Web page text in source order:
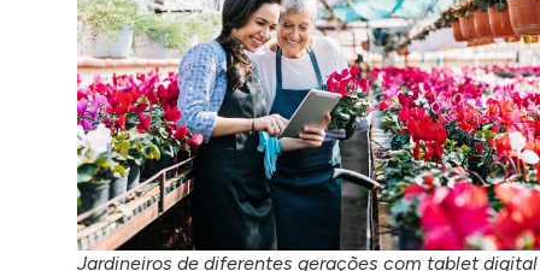
Jardineiros de diferentes gerações com tablet digital